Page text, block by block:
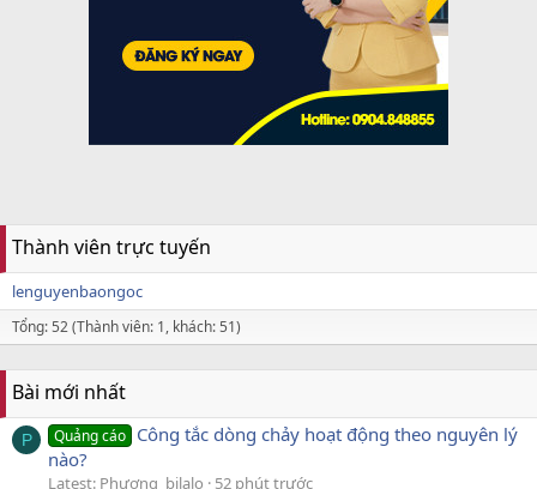
Thành viên trực tuyến
lenguyenbaongoc
Tổng: 52 (Thành viên: 1, khách: 51)
Bài mới nhất
P Quảng cáo Công tắc dòng chảy hoạt động theo nguyên lý
nào?
Latest: Phương_bilalo
52 phút trước